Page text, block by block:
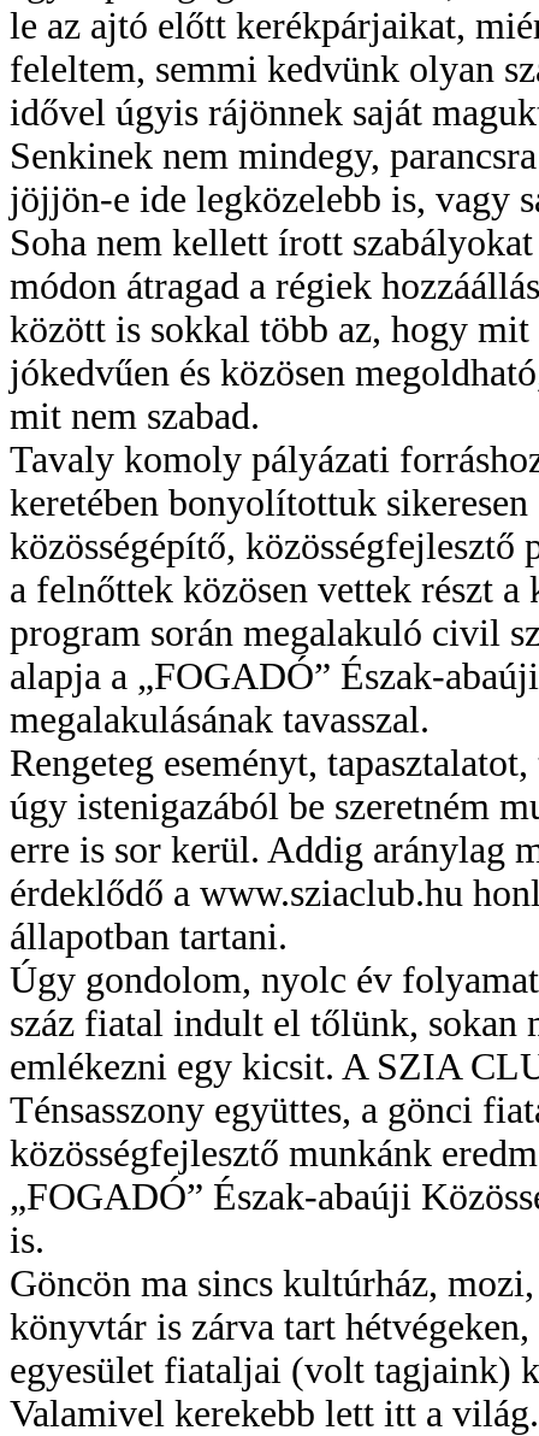
le az ajtó előtt kerékpárjaikat,
feleltem, semmi kedvünk olyan
idővel úgyis rájönnek saját
Senkinek nem mindegy,
jöjjön-e ide legközelebb is, vagy
Soha nem kellett írott
módon átragad a régiek
között is sokkal több az, hogy
jókedvűen és közösen
mit nem szabad.
Tavaly komoly pályázati
keretében bonyolítottuk
közösségépítő,
a felnőttek közösen vettek részt
program során megalakuló civil
alapja a „FOGADÓ” Észak-
megalakulásának tavasszal.
Rengeteg eseményt,
úgy istenigazából be szeretném
erre is sor kerül. Addig aránylag
érdeklődő a www.sziaclub.hu
állapotban tartani.
Úgy gondolom, nyolc év
száz fiatal indult el tőlünk, sokan
emlékezni egy kicsit. A SZIA
Ténsasszony együttes, a gönci
közösségfejlesztő munkánk
„FOGADÓ” Észak-abaúji
is.
Göncön ma sincs kultúrház,
könyvtár is zárva tart
egyesület fiataljai (volt tagjaink)
Valamivel kerekebb lett itt a világ.